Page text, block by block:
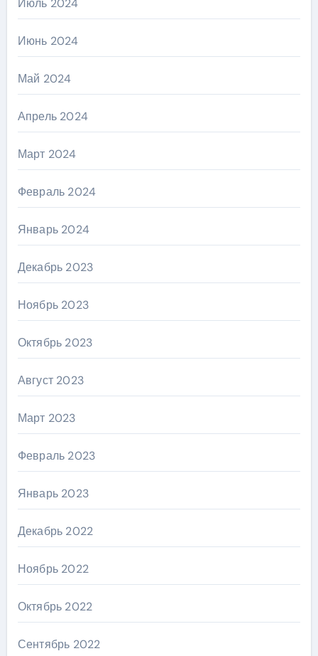
Июль 2024
Июнь 2024
Май 2024
Апрель 2024
Март 2024
Февраль 2024
Январь 2024
Декабрь 2023
Ноябрь 2023
Октябрь 2023
Август 2023
Март 2023
Февраль 2023
Январь 2023
Декабрь 2022
Ноябрь 2022
Октябрь 2022
Сентябрь 2022